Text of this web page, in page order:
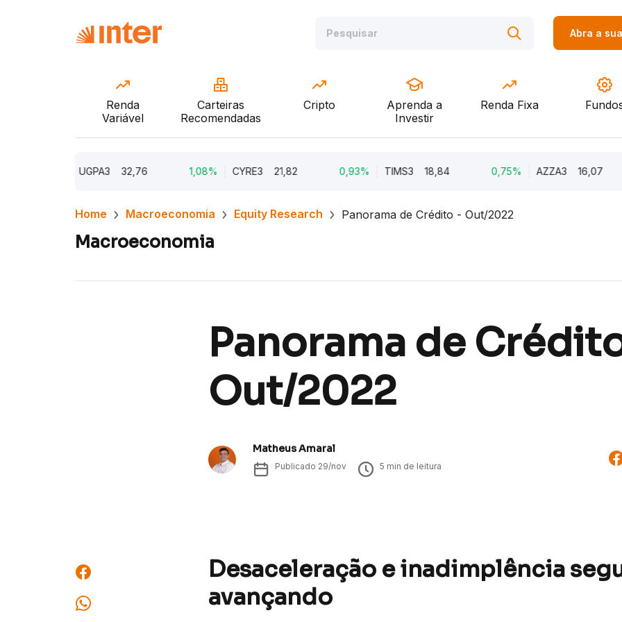
Abra a
Renda
Variável
Carteiras
Recomendadas
Cripto
Aprenda a
Investir
Renda Fixa
32,76 CYRE3 21,82 TIMS3 18,84 AZZA3 16,07
Home Macroeconomia Equity Research Panorama de Crédito - Out/2022
Macroeconomia
Panorama de
Out/2022
Matheus Amaral
Publicado 29/nov 5 min de leitura
Desaceleração e inadimplência
avançando